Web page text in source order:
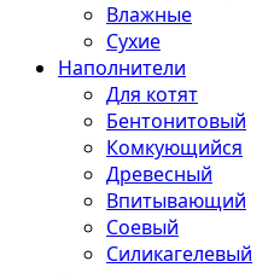
Влажные
Сухие
Наполнители
Для котят
Бентонитовый
Комкующийся
Древесный
Впитывающий
Соевый
Силикагелевый